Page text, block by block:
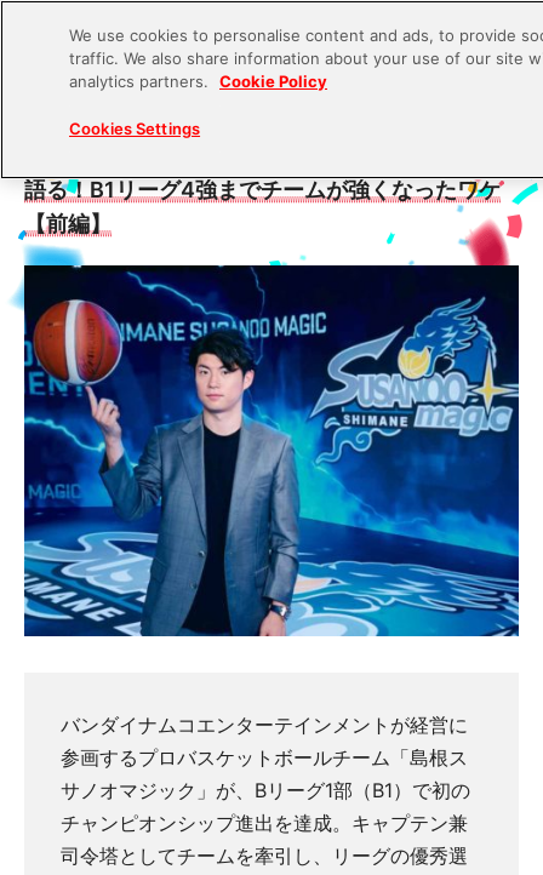
p
o
語る！B1リーグ4強までチームが強くなったワケ
【前編】
バンダイナムコエンターテインメントが経営に
参画するプロバスケットボールチーム「島根ス
サノオマジック」が、Bリーグ1部（B1）で初の
チャンピオンシップ進出を達成。キャプテン兼
司令塔としてチームを牽引し、リーグの優秀選
We use cookies to personalise content and ads, to provide
traffic. We also share information about your use of our site
analytics partners.
Cookie Policy
Cookies Settings